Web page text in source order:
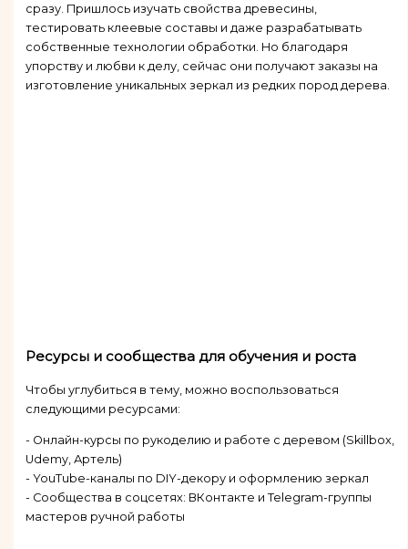
сразу. Пришлось изучать свойства древесины,
тестировать клеевые составы и даже разрабатывать
собственные технологии обработки. Но благодаря
упорству и любви к делу, сейчас они получают заказы на
изготовление уникальных зеркал из редких пород дерева.
Ресурсы и сообщества для обучения и роста
Чтобы углубиться в тему, можно воспользоваться
следующими ресурсами:
- Онлайн-курсы по рукоделию и работе с деревом (Skillbox,
Udemy, Артель)
- YouTube-каналы по DIY-декору и оформлению зеркал
- Сообщества в соцсетях: ВКонтакте и Telegram-группы
мастеров ручной работы